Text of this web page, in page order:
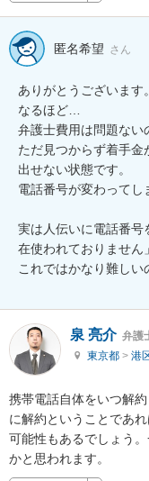
匿名希望 さん
ありがとうございます。
なるほど…
弁護士費用は問題ない
ただ見つからず着手金
出せない状態です。
電話番号が変わってし
実は人伝いに電話番号
在使われておりません
これではかなり難しい
泉 亮介 弁護
東京都 > 港
携帯電話自体をいつ解
に解約ということであ
可能性もあるでしょう
かと思われます。